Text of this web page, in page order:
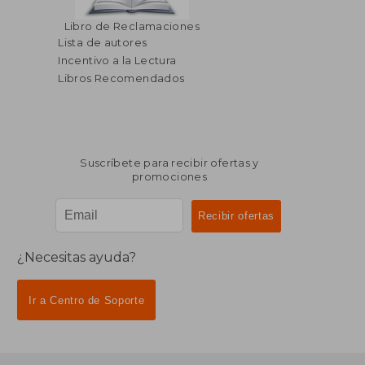
Libro de Reclamaciones
Lista de autores
Incentivo a la Lectura
Libros Recomendados
Suscríbete para recibir ofertas y
promociones
¿Necesitas ayuda?
Ir a Centro de Soporte